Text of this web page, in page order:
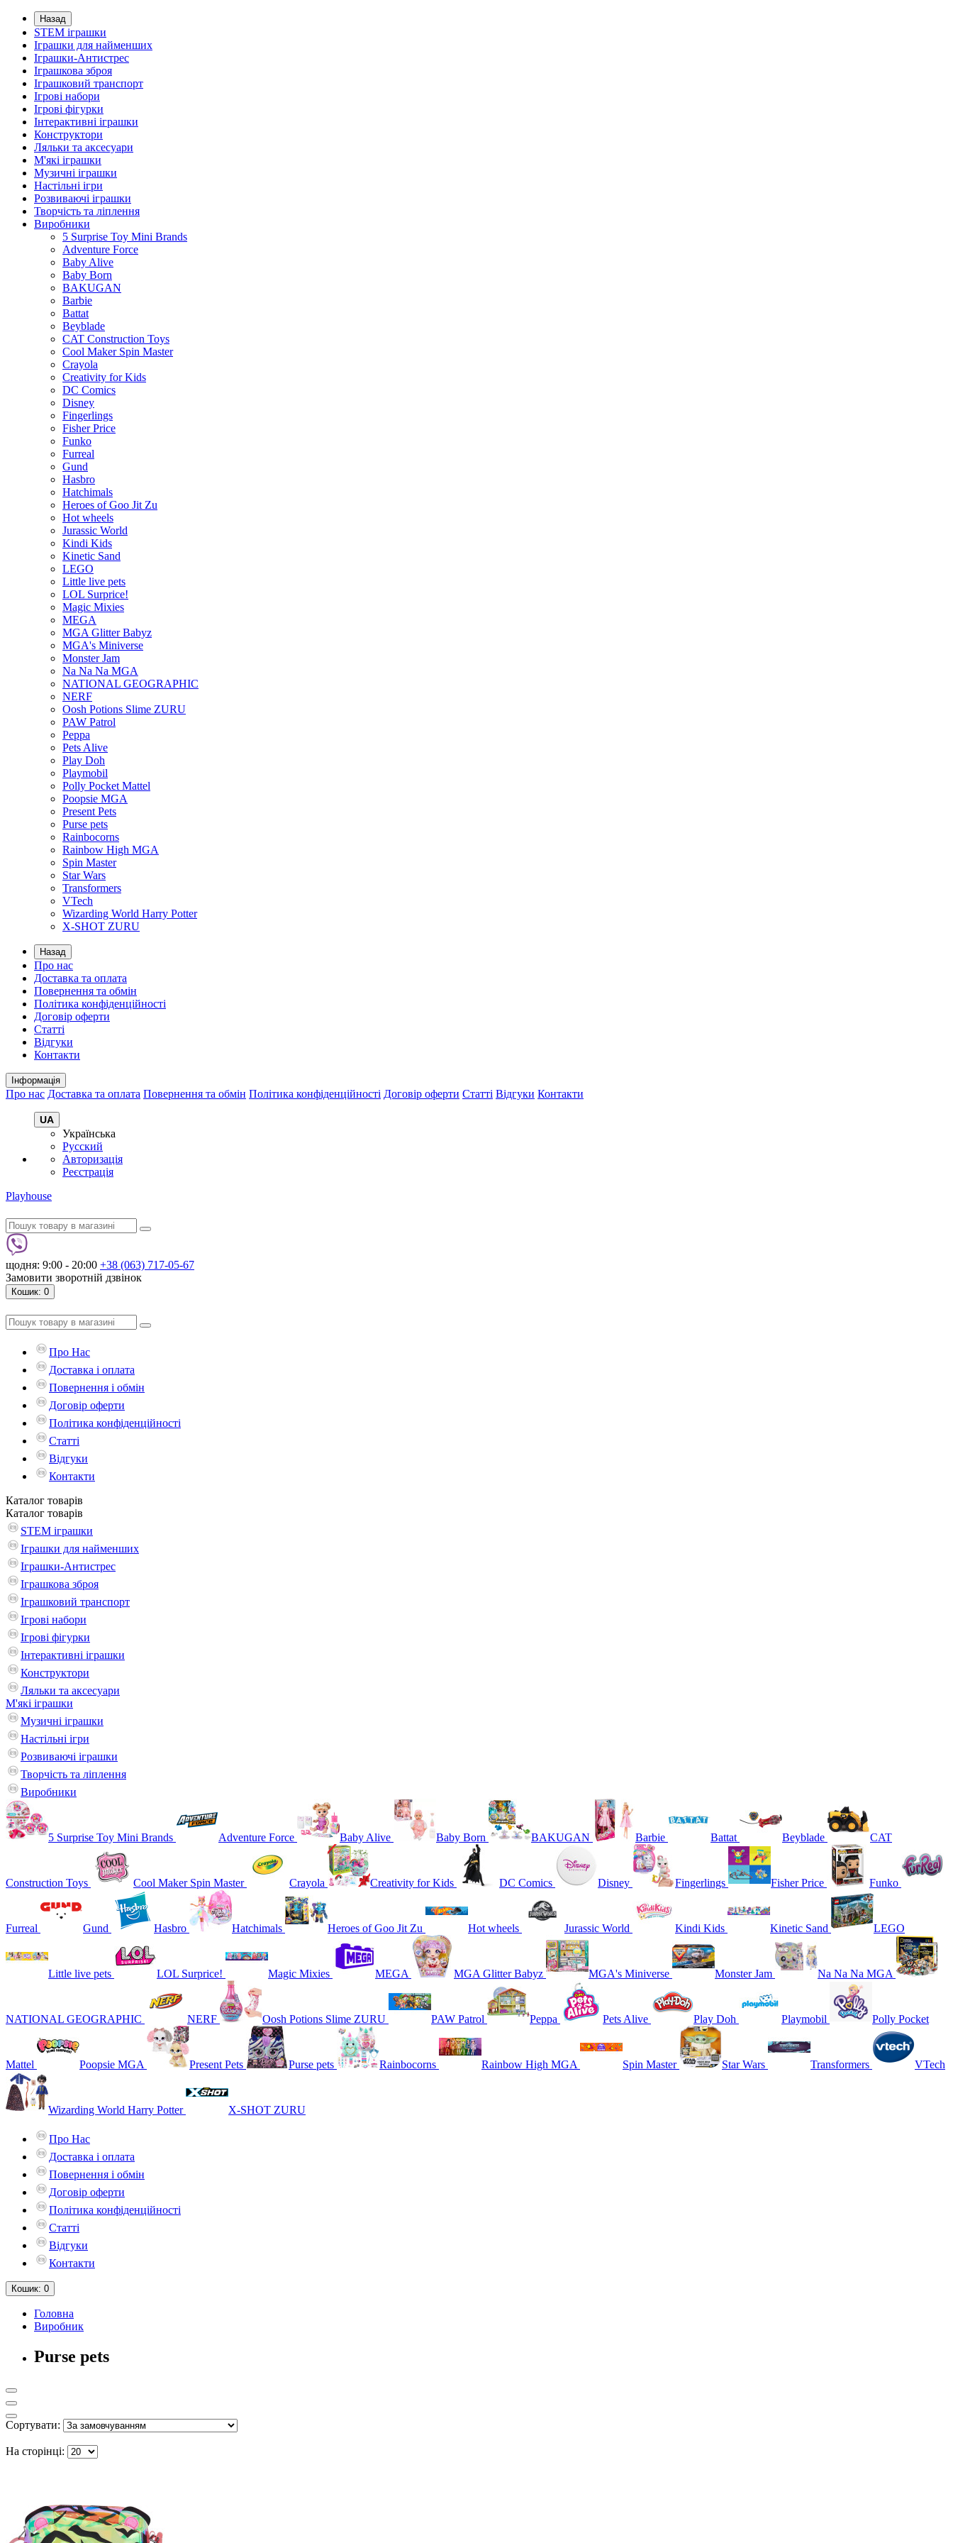
Назад
STEM іграшки
Іграшки для найменших
Іграшки-Антистрес
Іграшкова зброя
Іграшковий транспорт
Ігрові набори
Ігрові фігурки
Інтерактивні іграшки
Конструктори
Ляльки та аксесуари
М'які іграшки
Музичні іграшки
Настільні iгри
Розвиваючі іграшки
Творчість та ліплення
Виробники
5 Surprise Toy Mini Brands
Adventure Force
Baby Alive
Baby Born
BAKUGAN
Barbie
Battat
Beyblade
CAT Construction Toys
Cool Maker Spin Master
Crayola
Creativity for Kids
DC Comics
Disney
Fingerlings
Fisher Price
Funko
Furreal
Gund
Hasbro
Hatchimals
Heroes of Goo Jit Zu
Hot wheels
Jurassic World
Kindi Kids
Kinetic Sand
LEGO
Little live pets
LOL Surprice!
Magic Mixies
MEGA
MGA Glitter Babyz
MGA's Miniverse
Monster Jam
Na Na Na MGA
NATIONAL GEOGRAPHIC
NERF
Oosh Potions Slime ZURU
PAW Patrol
Peppa
Pets Alive
Play Doh
Playmobil
Polly Pocket Mattel
Poopsie MGA
Present Pets
Purse pets
Rainbocorns
Rainbow High MGA
Spin Master
Star Wars
Transformers
VTech
Wizarding World Harry Potter
X-SHOT ZURU
Назад
Про нас
Доставка та оплата
Повернення та обмін
Політика конфіденційності
Договір оферти
Статті
Відгуки
Контакти
Інформація
Про нас Доставка та оплата Повернення та обмін Політика конфіденційності Договір оферти Статті Відгуки Контакти
UA
Українська
Русский
Авторизація
Реєстрація
Playhouse
щодня: 9:00 - 20:00 +38 (063) 717-05-67
Замовити зворотній дзвінок
Кошик: 0
Про Нас
Доставка і оплата
Повернення і обмін
Договір оферти
Політика конфіденційності
Статті
Відгуки
Контакти
Каталог товарів
Каталог товарів
STEM іграшки
Іграшки для найменших
Іграшки-Антистрес
Іграшкова зброя
Іграшковий транспорт
Ігрові набори
Ігрові фігурки
Інтерактивні іграшки
Конструктори
Ляльки та аксесуари
М'які іграшки
Музичні іграшки
Настільні iгри
Розвиваючі іграшки
Творчість та ліплення
Виробники
5 Surprise Toy Mini Brands Adventure Force Baby Alive Baby Born BAKUGAN Barbie Battat Beyblade CAT
Construction Toys Cool Maker Spin Master Crayola Creativity for Kids DC Comics Disney Fingerlings Fisher Price Funko
Furreal Gund Hasbro Hatchimals Heroes of Goo Jit Zu Hot wheels Jurassic World Kindi Kids Kinetic Sand LEGO
Little live pets LOL Surprice! Magic Mixies MEGA MGA Glitter Babyz MGA's Miniverse Monster Jam Na Na Na MGA
NATIONAL GEOGRAPHIC NERF Oosh Potions Slime ZURU PAW Patrol Peppa Pets Alive Play Doh Playmobil Polly Pocket
Mattel Poopsie MGA Present Pets Purse pets Rainbocorns Rainbow High MGA Spin Master Star Wars Transformers VTech
Wizarding World Harry Potter X-SHOT ZURU
Про Нас
Доставка і оплата
Повернення і обмін
Договір оферти
Політика конфіденційності
Статті
Відгуки
Контакти
Кошик: 0
Головна
Виробник
Purse pets
Сортувати:
На сторінці: